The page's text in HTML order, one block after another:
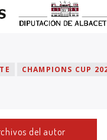
CHAMPIONS CUP
del autor